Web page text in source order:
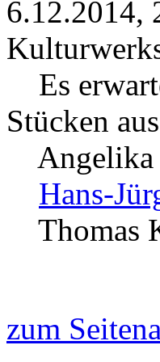
6.12.2014,
Es
Stücken
Angelika
Hans-
Thomas
zum